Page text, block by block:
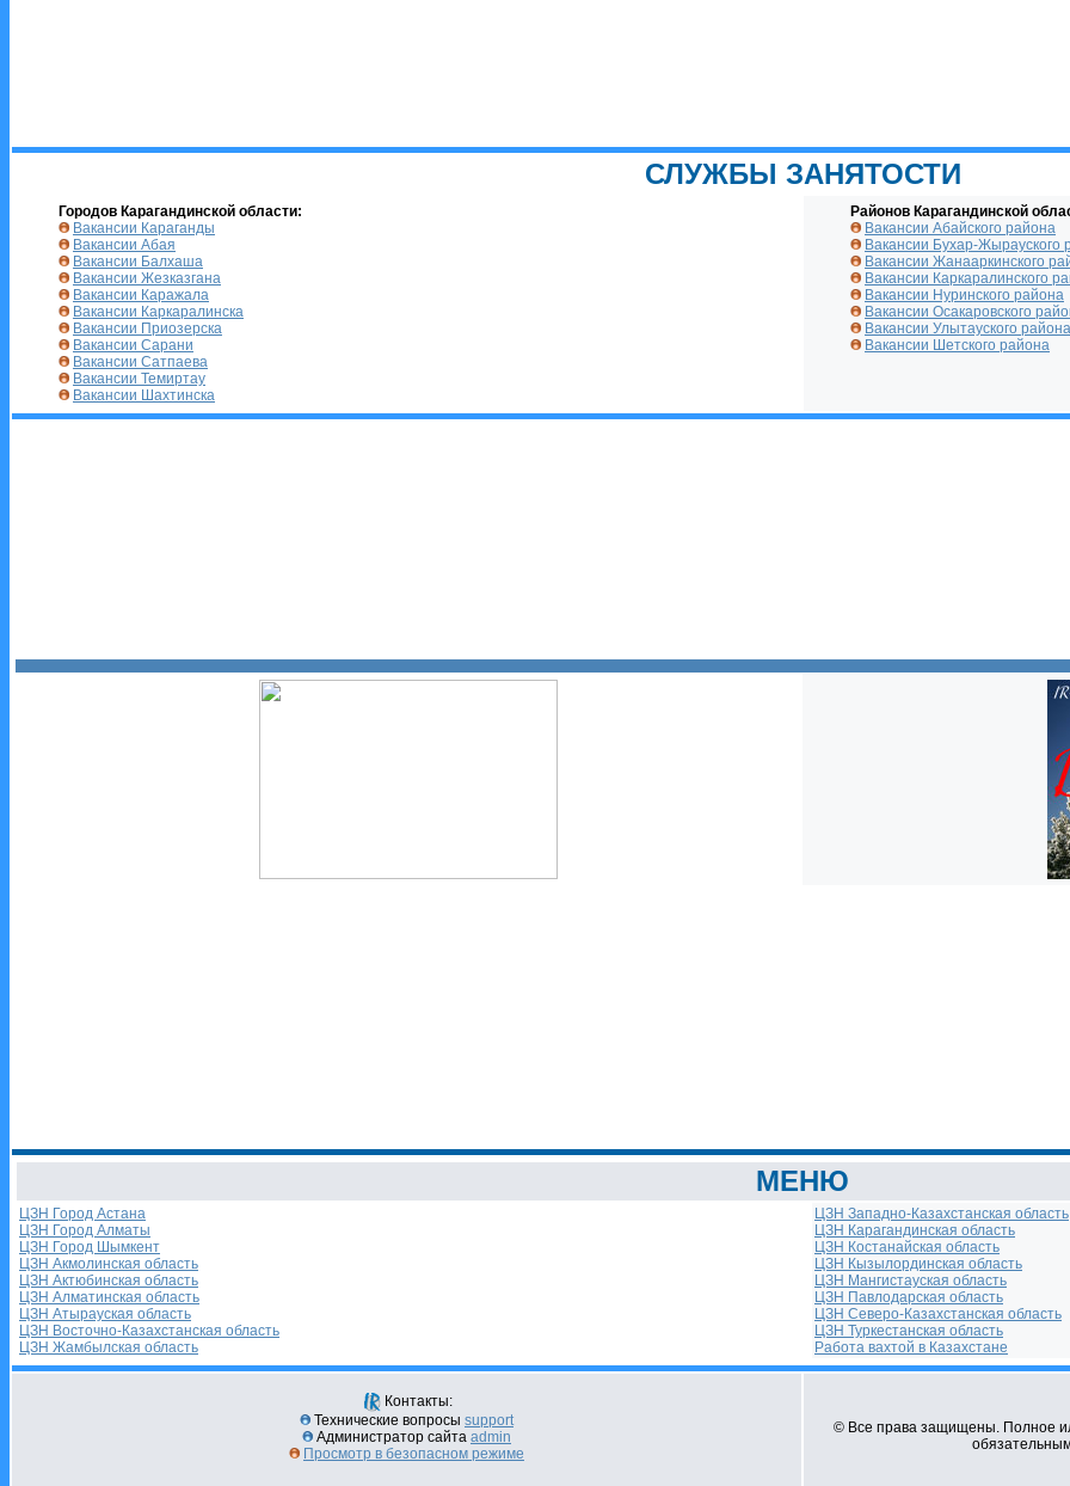
СЛУЖБЫ ЗАНЯТОСТИ
Городов Карагандинской области:
Вакансии Караганды
Вакансии Абая
Вакансии Балхаша
Вакансии Жезказгана
Вакансии Каражала
Вакансии Каркаралинска
Вакансии Приозерска
Вакансии Сарани
Вакансии Сатпаева
Вакансии Темиртау
Вакансии Шахтинска
Районов Карагандинской
Вакансии Абайского района
Вакансии Бухар-Жырауского
Вакансии Жанааркинского
Вакансии Каркаралинского
Вакансии Нуринского района
Вакансии Осакаровского
Вакансии Улытауского района
Вакансии Шетского района
МЕНЮ
ЦЗН Город Астана
ЦЗН Город Алматы
ЦЗН Город Шымкент
ЦЗН Акмолинская область
ЦЗН Актюбинская область
ЦЗН Алматинская область
ЦЗН Атырауская область
ЦЗН Восточно-Казахстанская область
ЦЗН Жамбылская область
ЦЗН Западно-Казахстанская область
ЦЗН Карагандинская область
ЦЗН Костанайская область
ЦЗН Кызылординская область
ЦЗН Мангистауская область
ЦЗН Павлодарская область
ЦЗН Северо-Казахстанская область
ЦЗН Туркестанская область
Работа вахтой в Казахстане
Контакты:
Технические вопросы support
Администратор сайта admin
Просмотр в безопасном режиме
© Все права защищены. Полное